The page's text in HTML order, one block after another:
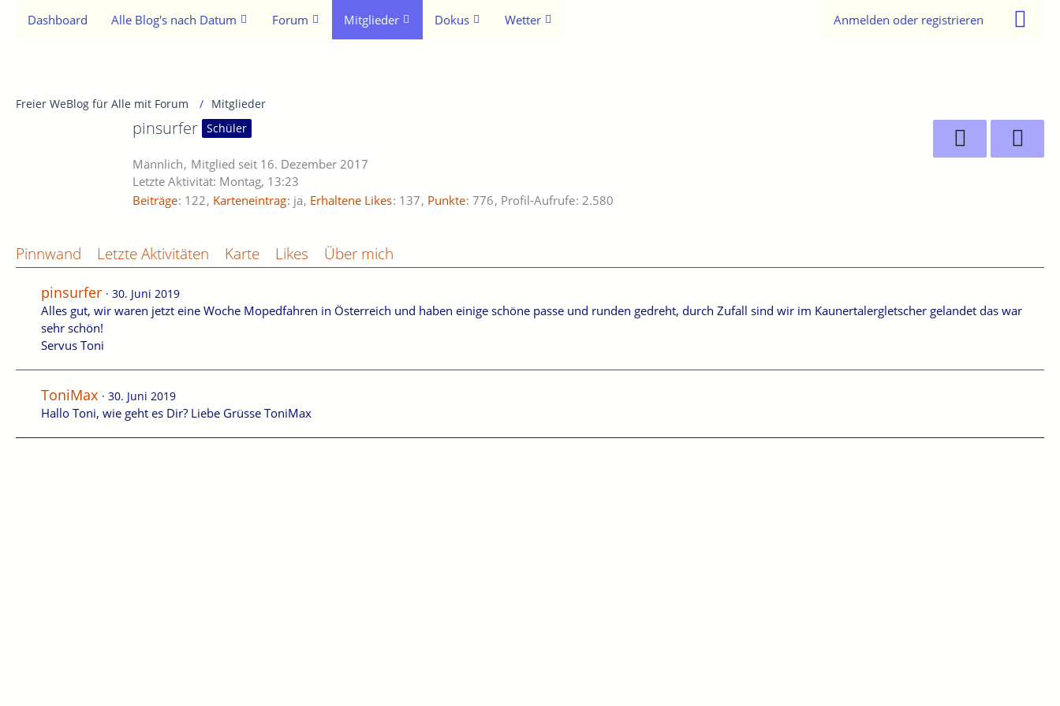
Dashboard Alle Blog's nach Datum Forum Mitglieder Dokus Wetter Anmelden oder registrieren
Freier WeBlog für Alle mit Forum Mitglieder
pinsurfer Schüler
Männlich Mitglied seit 16. Dezember 2017
Letzte Aktivität: Montag, 13:23
Beiträge 122 Karteneintrag ja Erhaltene Likes 137 Punkte 776 Profil-Aufrufe 2.580
Pinnwand Letzte Aktivitäten Karte Likes Über mich
pinsurfer 30. Juni 2019
Alles gut, wir waren jetzt eine Woche Mopedfahren in Österreich und haben einige schöne passe und runden gedreht, durch Zufall sind wir im Kaunertalergletscher gelandet das war
sehr schön!
Servus Toni
ToniMax 30. Juni 2019
Hallo Toni, wie geht es Dir? Liebe Grüsse ToniMax